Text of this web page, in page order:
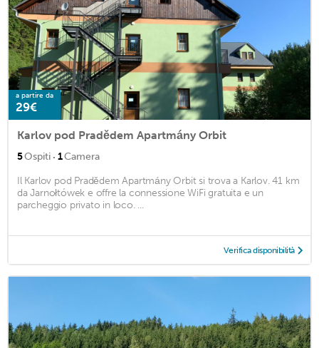
a partire da
29€
Karlov pod Pradědem Apartmány Orbit
5Ospiti · 1Camera
Il Karlov pod Pradědem Apartmány Orbit si trova a Karlov. 41 km
da Jarnołtówek e offre la connessione WiFi gratuita e un
parcheggio privato in loco. ...
Verifica disponibilità